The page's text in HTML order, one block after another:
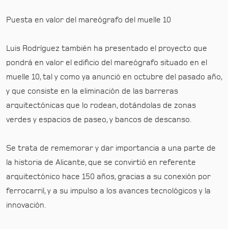
Puesta en valor del mareógrafo del muelle 10
Luis Rodríguez también ha presentado el proyecto que
pondrá en valor el edificio del mareógrafo situado en el
muelle 10, tal y como ya anunció en octubre del pasado año,
y que consiste en la eliminación de las barreras
arquitectónicas que lo rodean, dotándolas de zonas
verdes y espacios de paseo, y bancos de descanso.
Se trata de rememorar y dar importancia a una parte de
la historia de Alicante, que se convirtió en referente
arquitectónico hace 150 años, gracias a su conexión por
ferrocarril, y a su impulso a los avances tecnológicos y la
innovación.